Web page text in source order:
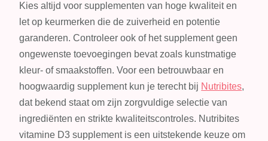
Kies altijd voor supplementen van hoge kwaliteit en
let op keurmerken die de zuiverheid en potentie
garanderen. Controleer ook of het supplement geen
ongewenste toevoegingen bevat zoals kunstmatige
kleur- of smaakstoffen. Voor een betrouwbaar en
hoogwaardig supplement kun je terecht bij Nutribites,
dat bekend staat om zijn zorgvuldige selectie van
ingrediënten en strikte kwaliteitscontroles. Nutribites
vitamine D3 supplement is een uitstekende keuze om